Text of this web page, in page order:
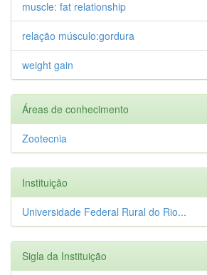
muscle: fat relationship
relação músculo:gordura
weight gain
Áreas de conhecimento
Zootecnia
Instituição
Universidade Federal Rural do Rio...
Sigla da Instituição